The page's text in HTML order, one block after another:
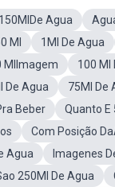
150MlDe Agua
Ml 1Ml De Agua
MlImagem 100 Ml
De Agua 75Ml De
Beber Quanto E
Com Posição
Agua Imagenes
250Ml De Agua